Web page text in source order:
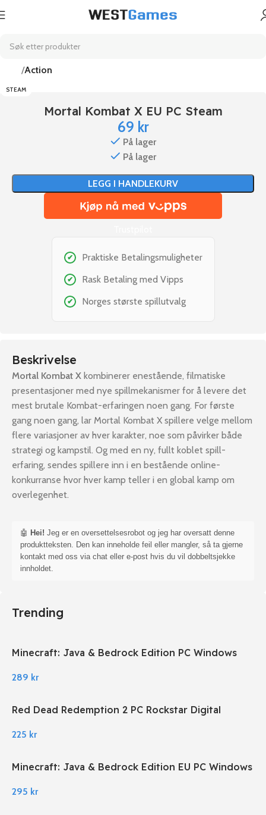
Action
STEAM
Mortal Kombat X EU PC Steam
69 kr
På lager
På lager
LEGG I HANDLEKURV
✔ Praktiske Betalingsmuligheter
✔ Rask Betaling med Vipps
✔ Norges største spillutvalg
Beskrivelse
Mortal Kombat X kombinerer enestående, filmatiske
presentasjoner med nye spillmekanismer for å levere det
mest brutale Kombat-erfaringen noen gang. For første
gang noen gang, lar Mortal Kombat X spillere velge mellom
flere variasjoner av hver karakter, noe som påvirker både
strategi og kampstil. Og med en ny, fullt koblet spill-
erfaring, sendes spillere inn i en bestående online-
konkurranse hvor hver kamp teller i en global kamp om
overlegenhet.
🤖 Hei! Jeg er en oversettelsesrobot og jeg har oversatt denne
produktteksten. Den kan inneholde feil eller mangler, så ta gjerne
kontakt med oss via chat eller e-post hvis du vil dobbeltsjekke
innholdet.
Trending
Minecraft: Java & Bedrock Edition PC Windows
289 kr
Red Dead Redemption 2 PC Rockstar Digital
225 kr
Minecraft: Java & Bedrock Edition EU PC Windows
295 kr